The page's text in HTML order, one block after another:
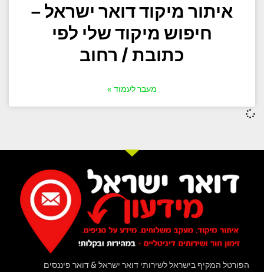
איתור מיקוד דואר ישראל –
חיפוש מיקוד שלי לפי
כתובת / רחוב
מעבר לעמוד »
הפורטל המקיף בישראל לשירותי דואר ישראל & דואר פיננסים